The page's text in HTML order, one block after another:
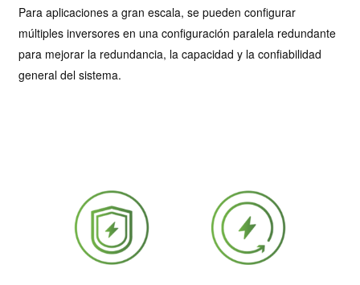
Para aplicaciones a gran escala, se pueden configurar
múltiples inversores en una configuración paralela redundante
para mejorar la redundancia, la capacidad y la confiabilidad
general del sistema.